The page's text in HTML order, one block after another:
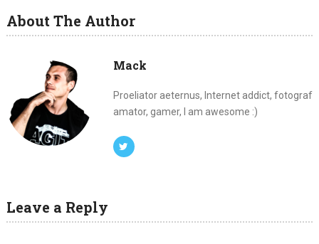
About The Author
Mack
Proeliator aeternus, Internet addict, fotograf
amator, gamer, I am awesome :)
Leave a Reply